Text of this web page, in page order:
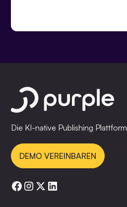
Die KI-native Publishing Plattform
DEMO VEREINBAREN